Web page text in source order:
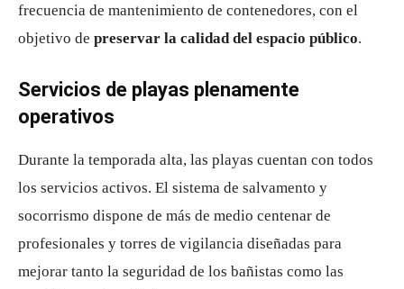
frecuencia de mantenimiento de contenedores, con el
objetivo de preservar la calidad del espacio público.
Servicios de playas plenamente
operativos
Durante la temporada alta, las playas cuentan con todos
los servicios activos. El sistema de salvamento y
socorrismo dispone de más de medio centenar de
profesionales y torres de vigilancia diseñadas para
mejorar tanto la seguridad de los bañistas como las